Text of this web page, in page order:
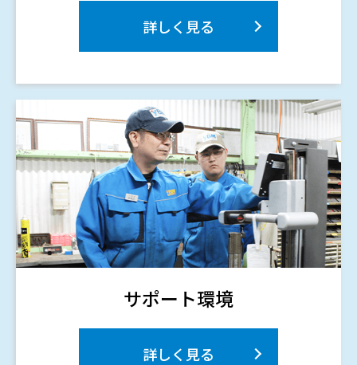
詳しく見る
サポート環境
詳しく見る